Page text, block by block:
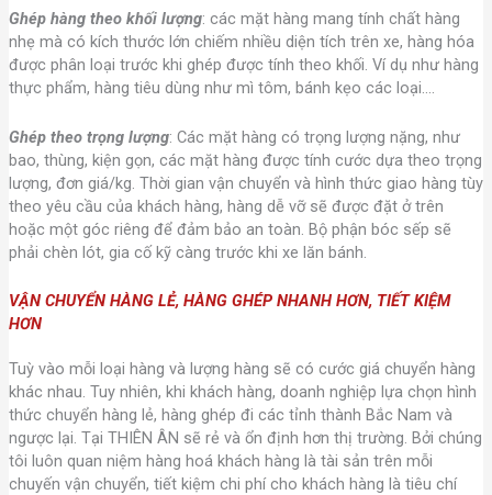
Ghép hàng theo khối lượng: các mặt hàng mang tính chất hàng
nhẹ mà có kích thước lớn chiếm nhiều diện tích trên xe, hàng hóa
được phân loại trước khi ghép được tính theo khối. Ví dụ như hàng
thực phẩm, hàng tiêu dùng như mì tôm, bánh kẹo các loại….
Ghép theo trọng lượng: Các mặt hàng có trọng lượng nặng, như
bao, thùng, kiện gọn, các mặt hàng được tính cước dựa theo trọng
lượng, đơn giá/kg. Thời gian vận chuyển và hình thức giao hàng tùy
theo yêu cầu của khách hàng, hàng dễ vỡ sẽ được đặt ở trên
hoặc một góc riêng để đảm bảo an toàn. Bộ phận bóc sếp sẽ
phải chèn lót, gia cố kỹ càng trước khi xe lăn bánh.
VẬN CHUYỂN HÀNG LẺ, HÀNG GHÉP NHANH HƠN, TIẾT KIỆM
HƠN
Tuỳ vào mỗi loại hàng và lượng hàng sẽ có cước giá chuyển hàng
khác nhau. Tuy nhiên, khi khách hàng, doanh nghiệp lựa chọn hình
thức chuyển hàng lẻ, hàng ghép đi các tỉnh thành Bắc Nam và
ngược lại. Tại THIÊN ÂN sẽ rẻ và ổn định hơn thị trường. Bởi chúng
tôi luôn quan niệm hàng hoá khách hàng là tài sản trên mỗi
chuyến vận chuyển, tiết kiệm chi phí cho khách hàng là tiêu chí